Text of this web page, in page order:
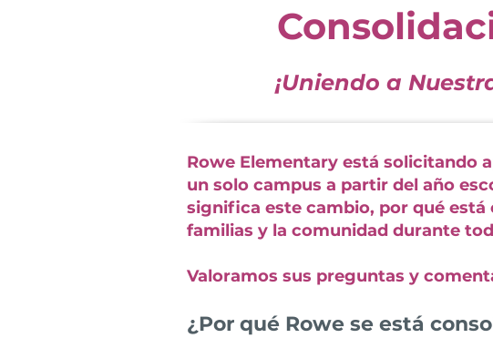
¡Uniendo a
Rowe Elementary está solicitando
un solo campus a partir del año
significa este cambio, por qué
familias y la comunidad durante
Valoramos sus preguntas y
¿Por qué Rowe se está